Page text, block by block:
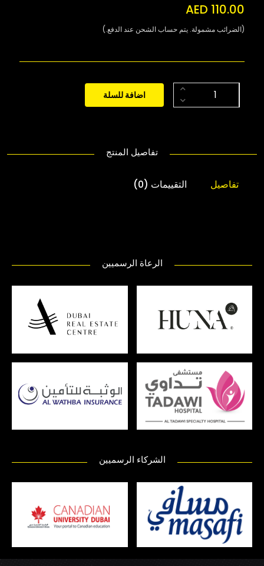
AED 110.00
(الضرائب مشمولة. يتم حساب الشحن عند الدفع.)
اضافة للسلة
تفاصيل المنتج
تفاصيل التقييمات (0)
الرعاة الرسميين
الشركاء الرسميين